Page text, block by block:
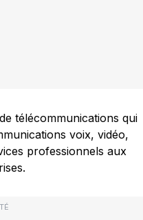
télécommunications qui
voix, vidéo,
professionnels aux